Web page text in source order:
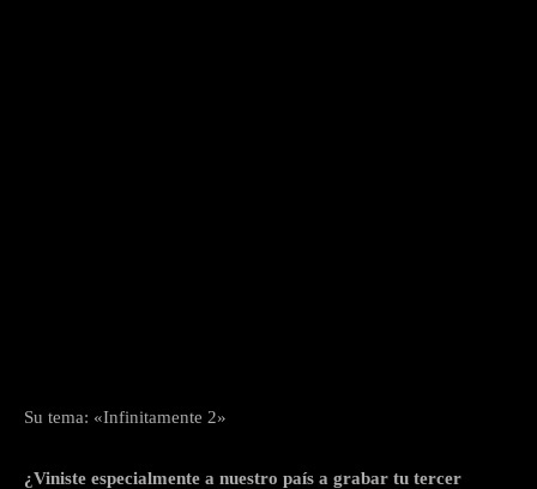
Su tema: «Infinitamente 2»
¿Viniste especialmente a nuestro país a grabar tu tercer